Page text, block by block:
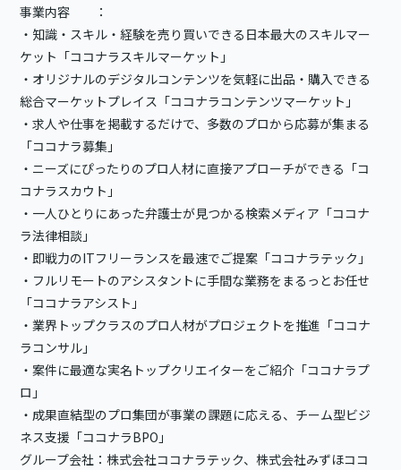
事業内容 ：
・知識・スキル・経験を売り買いできる日本最大のスキルマー
ケット「ココナラスキルマーケット」
・オリジナルのデジタルコンテンツを気軽に出品・購入できる
総合マーケットプレイス「ココナラコンテンツマーケット」
・求人や仕事を掲載するだけで、多数のプロから応募が集まる
「ココナラ募集」
・ニーズにぴったりのプロ人材に直接アプローチができる「コ
コナラスカウト」
・一人ひとりにあった弁護士が見つかる検索メディア「ココナ
ラ法律相談」
・即戦力のITフリーランスを最速でご提案「ココナラテック」
・フルリモートのアシスタントに手間な業務をまるっとお任せ
「ココナラアシスト」
・業界トップクラスのプロ人材がプロジェクトを推進「ココナ
ラコンサル」
・案件に最適な実名トップクリエイターをご紹介「ココナラプ
ロ」
・成果直結型のプロ集団が事業の課題に応える、チーム型ビジ
ネス支援「ココナラBPO」
グループ会社：株式会社ココナラテック、株式会社みずほココ